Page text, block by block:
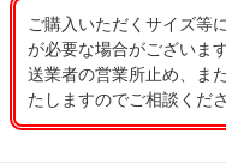
ご購入いただくサイズ等
が必要な場合がございま
送業者の営業所止め、ま
たしますのでご相談くださ